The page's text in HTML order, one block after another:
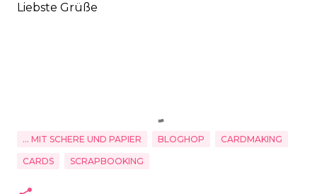
Liebste Grüße
... MIT SCHERE UND PAPIER BLOGHOP CARDMAKING
CARDS SCRAPBOOKING